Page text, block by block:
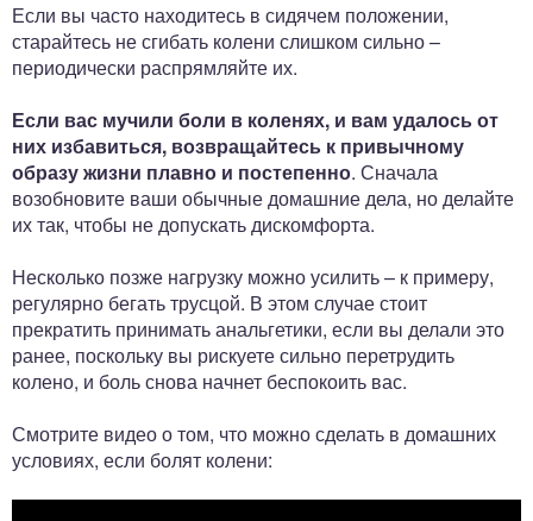
Если вы часто находитесь в сидячем положении,
старайтесь не сгибать колени слишком сильно –
периодически распрямляйте их.
Если вас мучили боли в коленях, и вам удалось от
них избавиться, возвращайтесь к привычному
образу жизни плавно и постепенно. Сначала
возобновите ваши обычные домашние дела, но делайте
их так, чтобы не допускать дискомфорта.
Несколько позже нагрузку можно усилить – к примеру,
регулярно бегать трусцой. В этом случае стоит
прекратить принимать анальгетики, если вы делали это
ранее, поскольку вы рискуете сильно перетрудить
колено, и боль снова начнет беспокоить вас.
Смотрите видео о том, что можно сделать в домашних
условиях, если болят колени: